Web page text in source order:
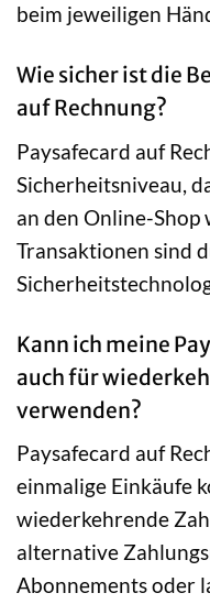
beim jeweiligen
Wie sicher ist die
auf Rechnung?
Paysafecard auf
Sicherheitsniveau,
an den Online-
Transaktionen sind
Kann ich meine
auch für
verwenden?
Paysafecard auf
einmalige Einkäufe
wiederkehrende
alternative
Abonnements oder